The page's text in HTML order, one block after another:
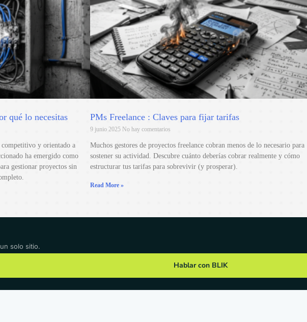
qué lo necesitas
competitivo y orientado a
ha emergido como
gestionar proyectos sin
PMs Freelance : Claves para fijar tarifas
9 junio 2025 No hay comentarios
Muchos gestores de proyectos freelance cobran menos de lo necesario para
sostener su actividad. Descubre cuánto deberías cobrar realmente y cómo
estructurar tus tarifas para sobrevivir (y prosperar).
Read More »
solo sitio.
Hablar con BLIK